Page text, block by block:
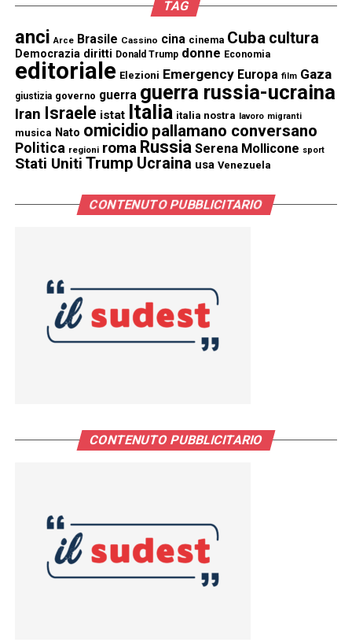
TAG
anci Arce Brasile Cassino cina cinema Cuba cultura
Democrazia diritti Donald Trump donne Economia
editoriale Elezioni Emergency Europa film Gaza
giustizia governo guerra guerra russia-ucraina
Iran Israele istat Italia italia nostra lavoro migranti
musica Nato omicidio pallamano conversano
Politica regioni roma Russia Serena Mollicone sport
Stati Uniti Trump Ucraina usa Venezuela
CONTENUTO PUBBLICITARIO
CONTENUTO PUBBLICITARIO